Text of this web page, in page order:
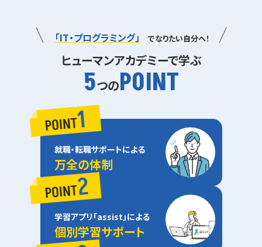
「IT・プログラミング」 でなりたい自分へ！
ヒューマンアカデミーで学ぶ
5つのPOINT
就職・転職サポートによる
万全の体制
学習アプリ「assist」による
個別学習サポート